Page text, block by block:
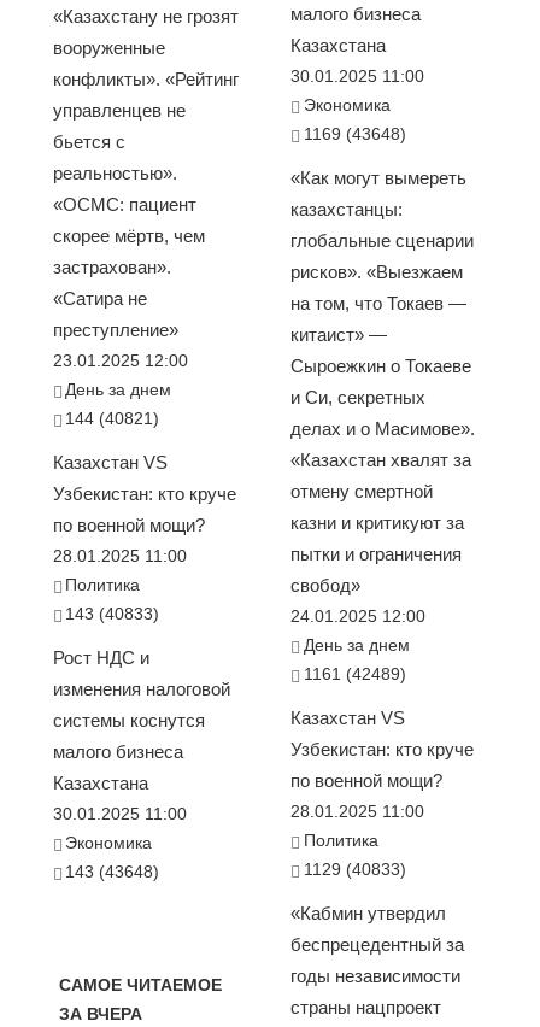
«Казахстану не грозят
вооруженные
конфликты». «Рейтинг
управленцев не
бьется с
реальностью».
«ОСМС: пациент
скорее мёртв, чем
застрахован».
«Сатира не
преступление»
23.01.2025 12:00
День за днем
144 (40821)
Казахстан VS
Узбекистан: кто круче
по военной мощи?
28.01.2025 11:00
Политика
143 (40833)
Рост НДС и
изменения налоговой
системы коснутся
малого бизнеса
Казахстана
30.01.2025 11:00
Экономика
143 (43648)
САМОЕ ЧИТАЕМОЕ
ЗА ВЧЕРА
малого бизнеса
Казахстана
30.01.2025 11:00
Экономика
1169 (43648)
«Как могут вымереть
казахстанцы:
глобальные сценарии
рисков». «Выезжаем
на том, что Токаев —
китаист» —
Сыроежкин о Токаеве
и Си, секретных
делах и о Масимове».
«Казахстан хвалят за
отмену смертной
казни и критикуют за
пытки и ограничения
свобод»
24.01.2025 12:00
День за днем
1161 (42489)
Казахстан VS
Узбекистан: кто круче
по военной мощи?
28.01.2025 11:00
Политика
1129 (40833)
«Кабмин утвердил
беспрецедентный за
годы независимости
страны нацпроект